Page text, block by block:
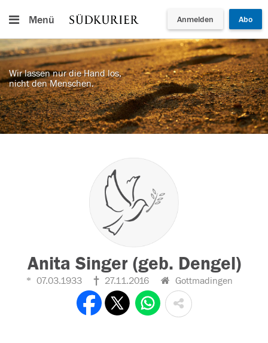
Menü Anmelden Abo
Wir lassen nur die Hand los,
nicht den Menschen.
Anita Singer (geb. Dengel)
07.03.1933 27.11.2016 Gottmadingen